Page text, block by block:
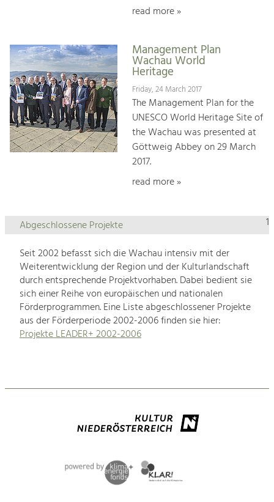
read more »
Management Plan
Wachau World
Heritage
Friday, 24 March 2017
The Management Plan for the
UNESCO World Heritage Site of
the Wachau was presented at
Göttweig Abbey on 29 March
2017.
read more »
1
Abgeschlossene Projekte
Seit 2002 befasst sich die Wachau intensiv mit der
Weiterentwicklung der Region und der Kulturlandschaft
durch entsprechende Projektvorhaben. Dabei bedient sie
sich einer Reihe von europäischen und nationalen
Förderprogrammen. Eine Liste abgeschlossener Projekte
aus der Förderperiode 2002-2006 finden sie hier:
Projekte LEADER+ 2002-2006